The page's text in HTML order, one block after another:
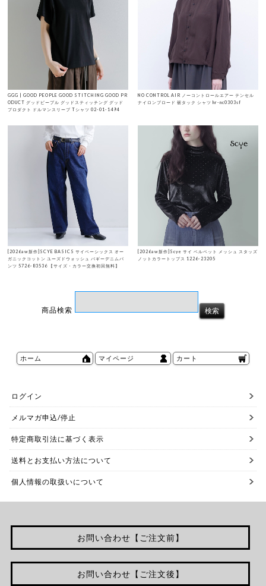
GGG | GOOD PEOPLE GOOD STITCHING GOOD PR
ODUCT グッドピープル グッドスティッチング グッド
プロダクト ドルマンスリーブ Tシャツ 02-01-1494
NO CONTROL AIR ノーコントロールエアー テンセル
ナイロンブロード 裾タック シャツ hr-nc0303sf
[2026aw新作]SCYE BASICS サイベーシックス オー
ガニックコットン ユーズドウォッシュ バギーデニムパ
ンツ 5726-83536 【サイズ・カラー交換初回無料】
[2026aw新作]Scye サイ ベルベット メッシュ スタッズ
ノットカラートップス 1226-23205
商品検索
ホーム マイページ カート
ログイン
メルマガ申込/停止
特定商取引法に基づく表示
送料とお支払い方法について
個人情報の取扱いについて
お問い合わせ【ご注文前】
お問い合わせ【ご注文後】